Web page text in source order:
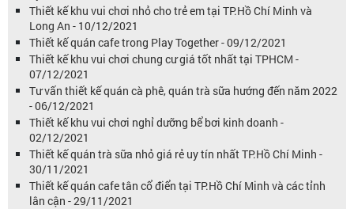
Thiết kế khu vui chơi nhỏ cho trẻ em tại TP.Hồ Chí Minh và
Long An - 10/12/2021
Thiết kế quán cafe trong Play Together - 09/12/2021
Thiết kế khu vui chơi chung cư giá tốt nhất tại TPHCM -
07/12/2021
Tư vấn thiết kế quán cà phê, quán trà sữa hướng đến năm 2022
- 06/12/2021
Thiết kế khu vui chơi nghỉ dưỡng bể bơi kinh doanh -
02/12/2021
Thiết kế quán trà sữa nhỏ giá rẻ uy tín nhất TP.Hồ Chí Minh -
30/11/2021
Thiết kế quán cafe tân cổ điển tại TP.Hồ Chí Minh và các tỉnh
lân cận - 29/11/2021